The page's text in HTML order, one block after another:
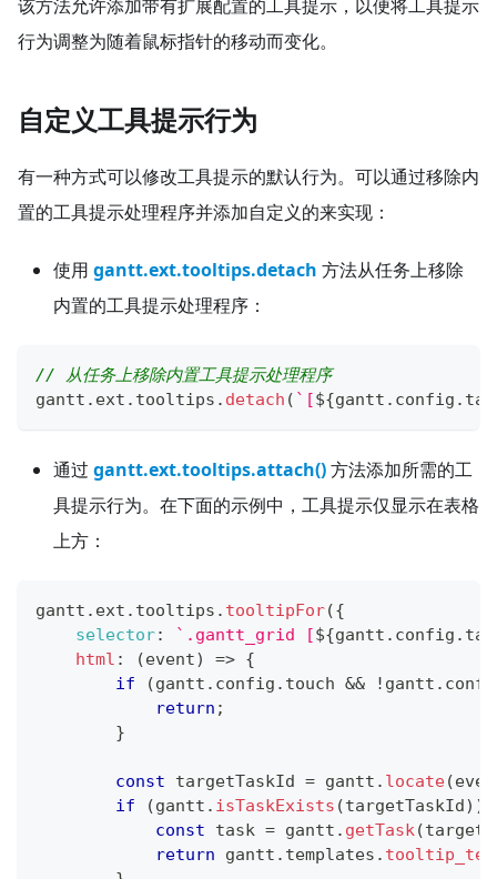
该方法允许添加带有扩展配置的工具提示，以便将工具提示
行为调整为随着鼠标指针的移动而变化。
自定义工具提示行为
有一种方式可以修改工具提示的默认行为。可以通过移除内
置的工具提示处理程序并添加自定义的来实现：
使用 gantt.ext.tooltips.detach 方法从任务上移除
内置的工具提示处理程序：
// 从任务上移除内置工具提示处理程序
gantt . ext . tooltips . detach ( ` [${gantt . config .
通过 gantt.ext.tooltips.attach()方法添加所需的工
具提示行为。在下面的示例中，工具提示仅显示在表格
上方：
gantt . ext . tooltips . tooltipFor({
selector: ` .gantt_grid [${gantt . config .
html : (event) => {
if
(gantt . config . touch && ! gantt .
return ;
}
const targetTaskId = gantt . locate(
if
(gantt . isTaskExists (targetTaskId) )
const task = gantt . getTask(
return gantt . templates .